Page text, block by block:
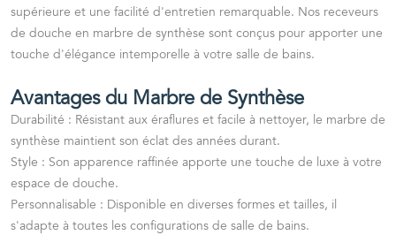
supérieure et une facilité d'entretien remarquable. Nos receveurs
de douche en marbre de synthèse sont conçus pour apporter une
touche d'élégance intemporelle à votre salle de bains.
Avantages du Marbre de Synthèse
Durabilité : Résistant aux éraflures et facile à nettoyer, le marbre de
synthèse maintient son éclat des années durant.
Style : Son apparence raffinée apporte une touche de luxe à votre
espace de douche.
Personnalisable : Disponible en diverses formes et tailles, il
s'adapte à toutes les configurations de salle de bains.